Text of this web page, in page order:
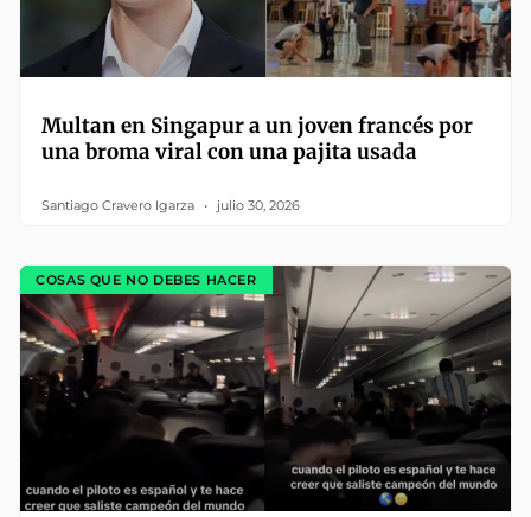
Multan en Singapur a un joven francés por
una broma viral con una pajita usada
Santiago Cravero Igarza julio 30, 2026
COSAS QUE NO DEBES HACER